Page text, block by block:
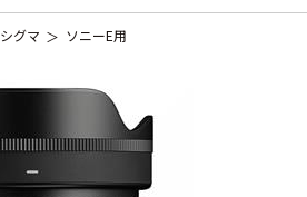
シグマ ソニーE用